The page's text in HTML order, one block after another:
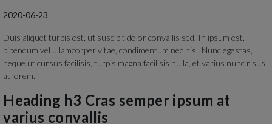
2020-06-23
Duis aliquet turpis est, ut suscipit dolor convallis sed. In ipsum est,
bibendum vel ullamcorper vitae, condimentum nec nisl. Nunc egestas,
neque ut cursus facilisis, turpis magna facilisis nulla, et varius nunc risus
at lorem.
Heading h3 Cras semper ipsum at
varius convallis